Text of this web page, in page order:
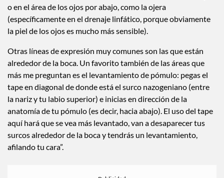
o en el área de los ojos por abajo, como la ojera
(específicamente en el drenaje linfático, porque obviamente
la piel de los ojos es mucho más sensible).
Otras líneas de expresión muy comunes son las que están
alrededor de la boca. Un favorito también de las áreas que
más me preguntan es el levantamiento de pómulo: pegas el
tape en diagonal de donde está el surco nazogeniano (entre
la nariz y tu labio superior) e inicias en dirección de la
anatomía de tu pómulo (es decir, hacia abajo). El uso del tape
aquí hará que se vea más levantado, van a desaparecer tus
surcos alrededor de la boca y tendrás un levantamiento,
afilando tu cara”.